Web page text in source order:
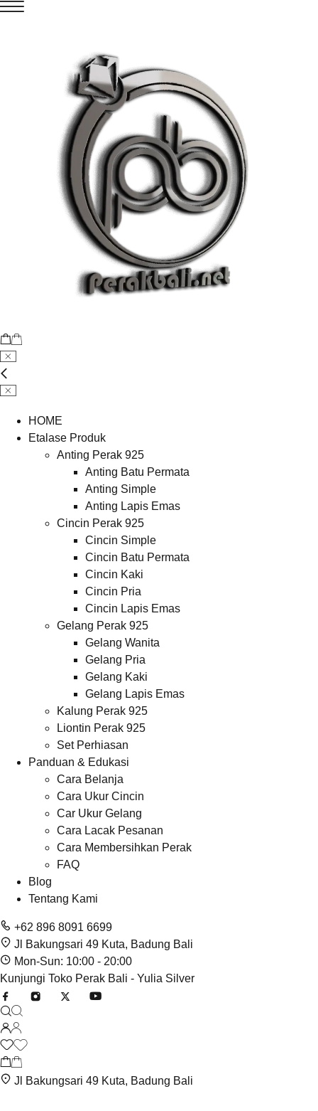
HOME
Etalase Produk
Anting Perak 925
Anting Batu Permata
Anting Simple
Anting Lapis Emas
Cincin Perak 925
Cincin Simple
Cincin Batu Permata
Cincin Kaki
Cincin Pria
Cincin Lapis Emas
Gelang Perak 925
Gelang Wanita
Gelang Pria
Gelang Kaki
Gelang Lapis Emas
Kalung Perak 925
Liontin Perak 925
Set Perhiasan
Panduan & Edukasi
Cara Belanja
Cara Ukur Cincin
Car Ukur Gelang
Cara Lacak Pesanan
Cara Membersihkan Perak
FAQ
Blog
Tentang Kami
+62 896 8091 6699
Jl Bakungsari 49 Kuta, Badung Bali
Mon-Sun: 10:00 - 20:00
Kunjungi Toko Perak Bali - Yulia Silver
Jl Bakungsari 49 Kuta, Badung Bali